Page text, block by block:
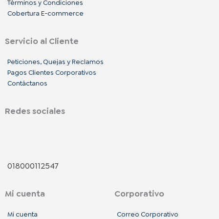
Términos y Condiciones
Cobertura E-commerce
Servicio al Cliente
Peticiones, Quejas y Reclamos
Pagos Clientes Corporativos
Contáctanos
Redes sociales
a
c
e
n
s
t
i
n
k
018000112547
Mi cuenta
Mi cuenta
Corporativo
Correo Corporativo